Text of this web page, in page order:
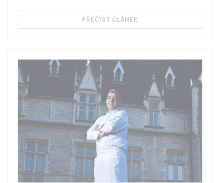
PŘEČÍST ČLÁNEK